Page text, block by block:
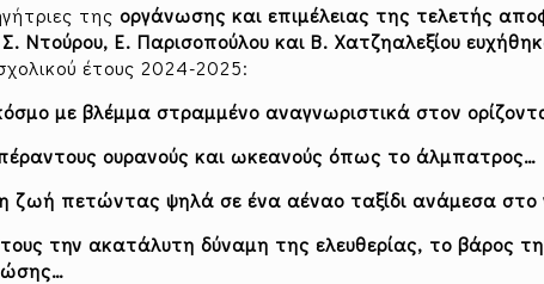
τηςοργάνωσης και επιμέλειας της τελετής
Ντούρου, Ε. Παρισοπούλου και Β. Χατζηαλεξίου
έτους 2024-2025:
με βλέμμα στραμμένο αναγνωριστικά στον
ουρανούς και ωκεανούς όπως το άλμπατρος…
ζωή πετώντας ψηλά σε ένα αέναο ταξίδι ανάμεσα στο
την ακατάλυτη δύναμη της ελευθερίας, το βάρος